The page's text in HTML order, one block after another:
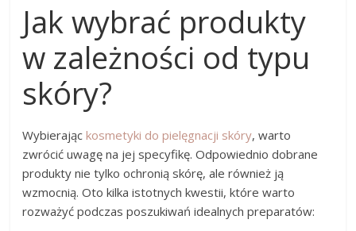
Jak wybrać produkty
w zależności od typu
skóry?
Wybierająckosmetyki do pielęgnacji skóry, warto
zwrócić uwagę na jej specyfikę. Odpowiednio dobrane
produkty nie tylko ochronią skórę, ale również ją
wzmocnią. Oto kilka istotnych kwestii, które warto
rozważyć podczas poszukiwań idealnych preparatów: